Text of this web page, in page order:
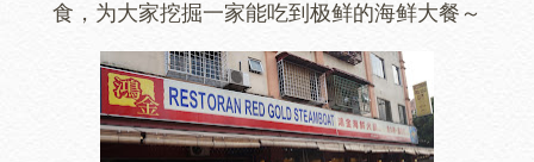
食，为大家挖掘一家能吃到极鲜的海鲜大餐～